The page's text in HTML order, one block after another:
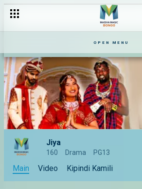
OPEN MENU
Jiya
160 Drama PG13
Main Video Kipindi Kamili